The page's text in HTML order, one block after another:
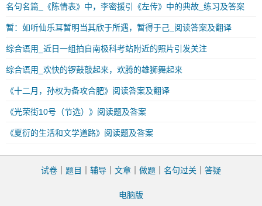
名句名篇_《陈情表》中，李密援引《左传》中的典故_练习及答案
暂：如听仙乐耳暂明当其欣于所遇，暂得于己_阅读答案及翻译
综合语用_近日一组拍自南极科考站附近的照片引发关注
综合语用_欢快的锣鼓敲起来，欢腾的雄狮舞起来
《十二月，孙权为备攻合肥》阅读答案及翻译
《光荣街10号（节选）》阅读题及答案
《夏衍的生活和文学道路》阅读题及答案
试卷 题目 辅导 文章 做题 名句过关 答疑
电脑版